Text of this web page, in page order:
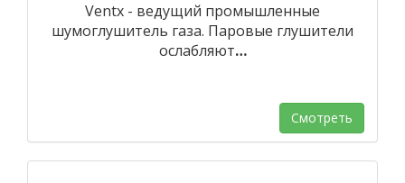
Ventx - ведущий промышленные
шумоглушитель газа. Паровые глушители
ослабляют…
Смотреть